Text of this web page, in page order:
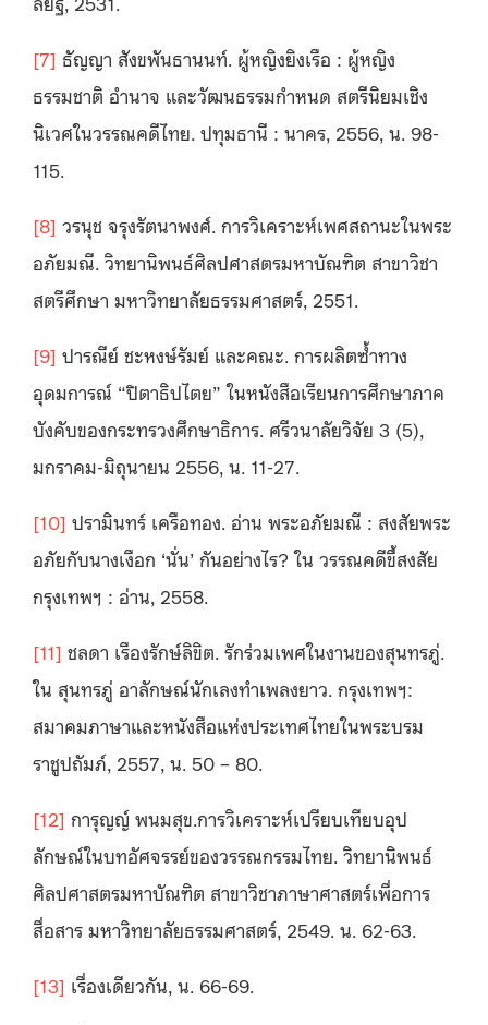
[7] ธัญญา สังขพันธานนท์. ผู้หญิงยิงเรือ : ผู้หญิง
ธรรมชาติ อำนาจ และวัฒนธรรมกำหนด สตรีนิยมเชิง
นิเวศในวรรณคดีไทย. ปทุมธานี : นาคร, 2556, น. 98-
115.
[8] วรนุช จรุงรัตนาพงศ์. การวิเคราะห์เพศสถานะในพระ
อภัยมณี. วิทยานิพนธ์ศิลปศาสตรมหาบัณฑิต สาขาวิชา
สตรีศึกษา มหาวิทยาลัยธรรมศาสตร์, 2551.
[9] ปารณีย์ ชะหงษ์รัมย์ และคณะ. การผลิตซ้ำทาง
อุดมการณ์ “ปิตาธิปไตย” ในหนังสือเรียนการศึกษาภาค
บังคับของกระทรวงศึกษาธิการ. ศรีวนาลัยวิจัย 3 (5),
มกราคม-มิถุนายน 2556, น. 11-27.
[10] ปรามินทร์ เครือทอง. อ่าน พระอภัยมณี : สงสัยพระ
อภัยกับนางเงือก ‘นั่น’ กันอย่างไร? ใน วรรณคดีขี้สงสัย
กรุงเทพฯ : อ่าน, 2558.
[11] ชลดา เรืองรักษ์ลิขิต. รักร่วมเพศในงานของสุนทรภู่.
ใน สุนทรภู่ อาลักษณ์นักเลงทำเพลงยาว. กรุงเทพฯ:
สมาคมภาษาและหนังสือแห่งประเทศไทยในพระบรม
ราชูปถัมภ์, 2557, น. 50 – 80.
[12] การุญญ์ พนมสุข.การวิเคราะห์เปรียบเทียบอุป
ลักษณ์ในบทอัศจรรย์ของวรรณกรรมไทย. วิทยานิพนธ์
ศิลปศาสตรมหาบัณฑิต สาขาวิชาภาษาศาสตร์เพื่อการ
สื่อสาร มหาวิทยาลัยธรรมศาสตร์, 2549. น. 62-63.
[13] เรื่องเดียวกัน, น. 66-69.